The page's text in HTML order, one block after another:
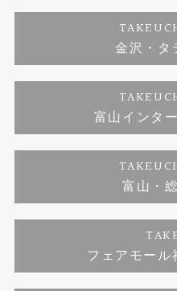
金澤工房｜手作り結婚指輪
金澤工房｜手作り婚約指輪プ
プライバシーポリシー金沢・タ
富山インタ
富山・
フェアモー